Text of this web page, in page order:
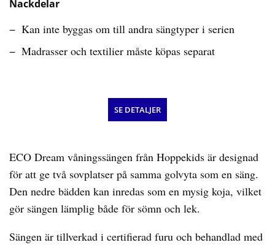
ECO Dream våningssängen från Hoppekids är designad
för att ge två sovplatser på samma golvyta som en säng.
Den nedre bädden kan inredas som en mysig koja, vilket
gör sängen lämplig både för sömn och lek.
Sängen är tillverkad i certifierad furu och behandlad med
Nackdelar
Kan inte byggas om till andra sängtyper i serien
Madrasser och textilier måste köpas separat
SE DETALJER